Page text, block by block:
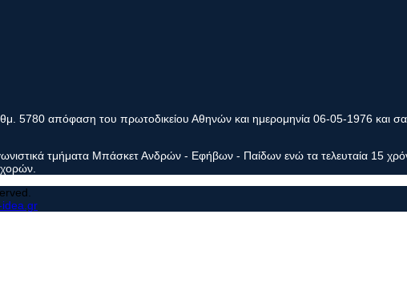
απόφαση του πρωτοδικείου Αθηνών και ημερομηνία 06-05-1976 και σαν
τμήματα Μπάσκετ Ανδρών - Εφήβων - Παίδων ενώ τα τελευταία 15
idea.gr